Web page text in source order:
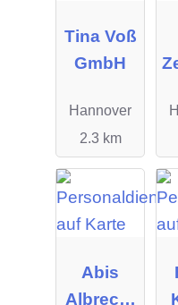
Tina Voß
GmbH
Hannover
2.3 km
Abis
Albrecht